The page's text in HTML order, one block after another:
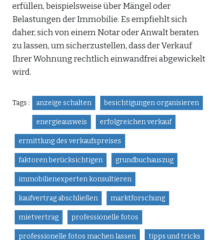
erfüllen, beispielsweise über Mängel oder
Belastungen der Immobilie. Es empfiehlt sich
daher, sich von einem Notar oder Anwalt beraten
zu lassen, um sicherzustellen, dass der Verkauf
Ihrer Wohnung rechtlich einwandfrei abgewickelt
wird.
Tags : anzeige schalten besichtigungen organisieren
energieausweis erfolgreichen verkauf
ermittlung des verkaufspreises
faktoren berücksichtigen grundbuchauszug
immobilienexperten konsultieren
kaufvertrag abschließen marktforschung
mietvertrag professionelle fotos
professionelle fotos machen lassen tipps und tricks